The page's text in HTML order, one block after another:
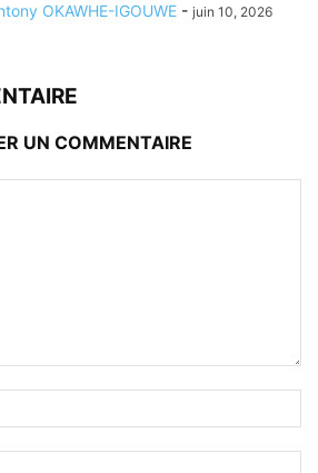
OKAWHE-IGOUWE - juin 10, 2026
UN COMMENTAIRE